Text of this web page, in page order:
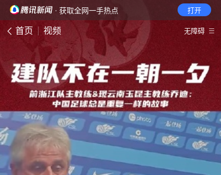
· 获取全网一手热点 打开
首页 视频 无障碍